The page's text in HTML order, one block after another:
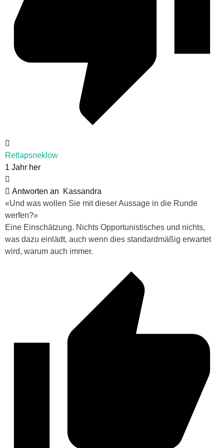
Retlapsneklow
1 Jahr her
Antworten an
Kassandra
«Und was wollen Sie mit dieser Aussage in die Runde
werfen?»
Eine Einschätzung. Nichts Opportunistisches und nichts,
was dazu einlädt, auch wenn dies standardmäßig erwartet
wird, warum auch immer.